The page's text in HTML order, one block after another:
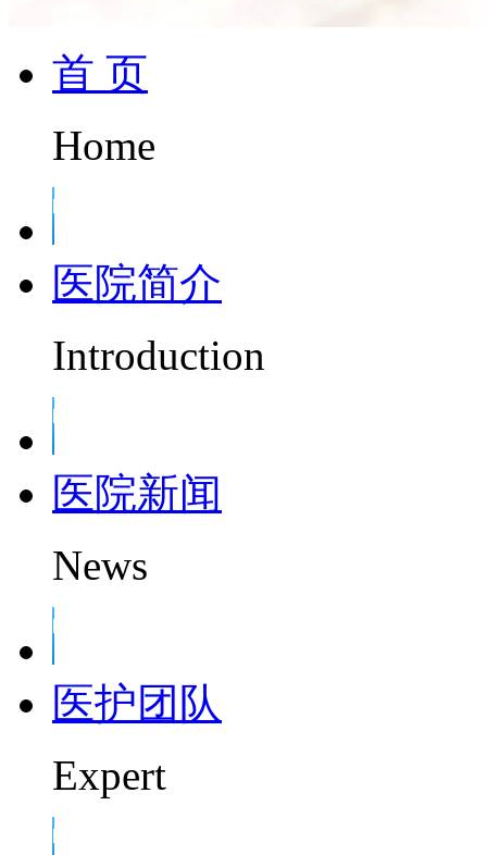
首 页
Home
医院简介
Introduction
医院新闻
News
医护团队
Expert